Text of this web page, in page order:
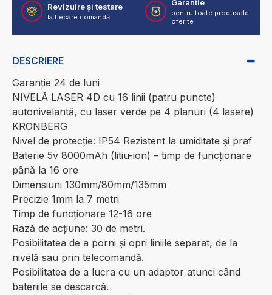
Revizuire și testare
la fiecare comandă
Garantie
pentru toate produsele
oferite
DESCRIERE
Garanție 24 de luni
NIVELĂ LASER 4D cu 16 linii (patru puncte)
autonivelantă, cu laser verde pe 4 planuri (4 lasere)
KRONBERG
Nivel de protecție: IP54 Rezistent la umiditate și praf
Baterie 5v 8000mAh (litiu-ion) – timp de funcționare
până la 16 ore
Dimensiuni 130mm/80mm/135mm
Precizie 1mm la 7 metri
Timp de funcționare 12-16 ore
Rază de acțiune: 30 de metri.
Posibilitatea de a porni și opri liniile separat, de la
nivelă sau prin telecomandă.
Posibilitatea de a lucra cu un adaptor atunci când
bateriile se descarcă.